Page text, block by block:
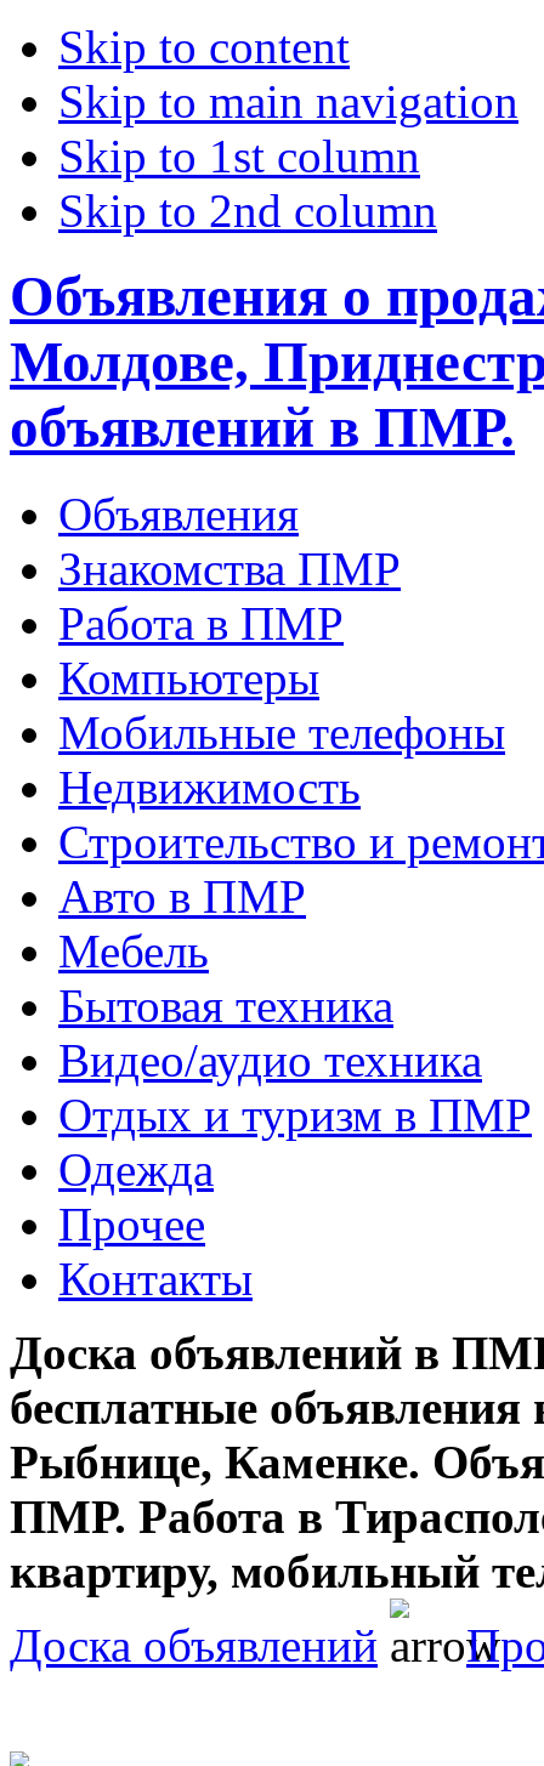
Skip to content
Skip to main navigation
Skip to 1st column
Skip to 2nd column
Объявления о
Молдове,
объявлений в ПМР.
Объявления
Знакомства ПМР
Работа в ПМР
Компьютеры
Мобильные телефоны
Недвижимость
Строительство и
Авто в ПМР
Мебель
Бытовая техника
Видео/аудио техника
Отдых и туризм в ПМР
Одежда
Прочее
Контакты
Доска объявлений в
бесплатные объявления
Рыбнице, Каменке.
ПМР. Работа в
квартиру, мобильный
Доска объявлений